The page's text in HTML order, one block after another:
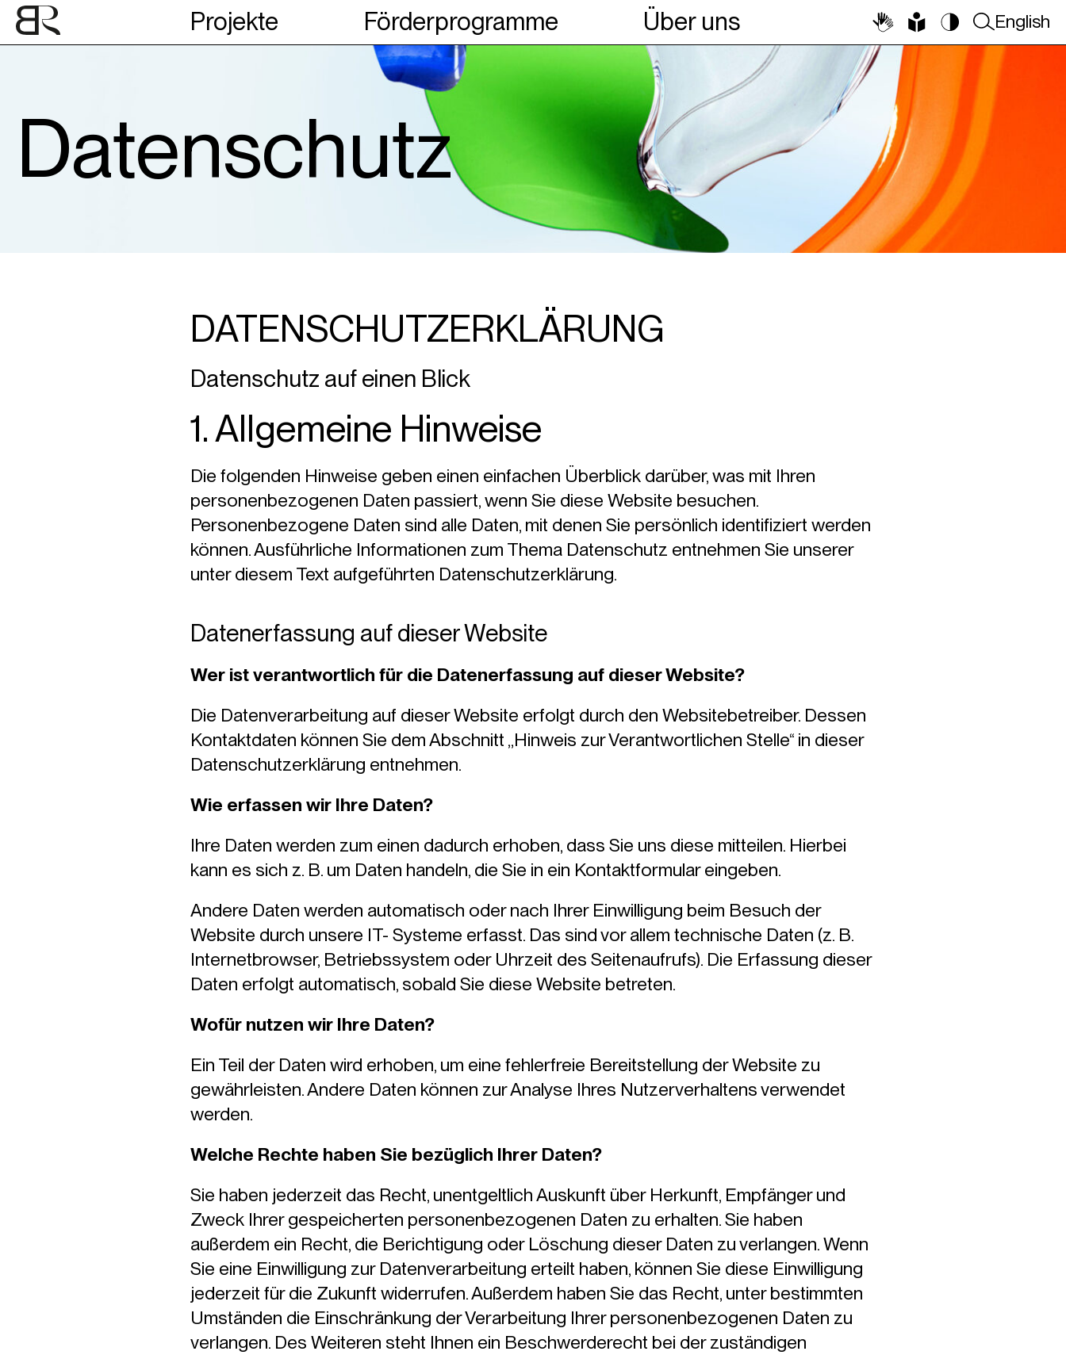
Projekte Förderprogramme Über uns English
Datenschutz
DATENSCHUTZERKLÄRUNG
Datenschutz auf einen Blick
1. Allgemeine Hinweise
Die folgenden Hinweise geben einen einfachen Überblick darüber, was mit Ihren
personenbezogenen Daten passiert, wenn Sie diese Website besuchen.
Personenbezogene Daten sind alle Daten, mit denen Sie persönlich identifiziert werden
können. Ausführliche Informationen zum Thema Datenschutz entnehmen Sie unserer
unter diesem Text aufgeführten Datenschutzerklärung.
Datenerfassung auf dieser Website
Wer ist verantwortlich für die Datenerfassung auf dieser Website?
Die Datenverarbeitung auf dieser Website erfolgt durch den Websitebetreiber. Dessen
Kontaktdaten können Sie dem Abschnitt „Hinweis zur Verantwortlichen Stelle“ in dieser
Datenschutzerklärung entnehmen.
Wie erfassen wir Ihre Daten?
Ihre Daten werden zum einen dadurch erhoben, dass Sie uns diese mitteilen. Hierbei
kann es sich z. B. um Daten handeln, die Sie in ein Kontaktformular eingeben.
Andere Daten werden automatisch oder nach Ihrer Einwilligung beim Besuch der
Website durch unsere IT- Systeme erfasst. Das sind vor allem technische Daten (z. B.
Internetbrowser, Betriebssystem oder Uhrzeit des Seitenaufrufs). Die Erfassung dieser
Daten erfolgt automatisch, sobald Sie diese Website betreten.
Wofür nutzen wir Ihre Daten?
Ein Teil der Daten wird erhoben, um eine fehlerfreie Bereitstellung der Website zu
gewährleisten. Andere Daten können zur Analyse Ihres Nutzerverhaltens verwendet
werden.
Welche Rechte haben Sie bezüglich Ihrer Daten?
Sie haben jederzeit das Recht, unentgeltlich Auskunft über Herkunft, Empfänger und
Zweck Ihrer gespeicherten personenbezogenen Daten zu erhalten. Sie haben
außerdem ein Recht, die Berichtigung oder Löschung dieser Daten zu verlangen. Wenn
Sie eine Einwilligung zur Datenverarbeitung erteilt haben, können Sie diese Einwilligung
jederzeit für die Zukunft widerrufen. Außerdem haben Sie das Recht, unter bestimmten
Umständen die Einschränkung der Verarbeitung Ihrer personenbezogenen Daten zu
verlangen. Des Weiteren steht Ihnen ein Beschwerderecht bei der zuständigen